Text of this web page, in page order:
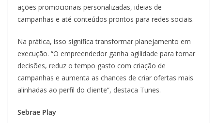
ações promocionais personalizadas, ideias de
campanhas e até conteúdos prontos para redes sociais.
Na prática, isso significa transformar planejamento em
execução. “O empreendedor ganha agilidade para tomar
decisões, reduz o tempo gasto com criação de
campanhas e aumenta as chances de criar ofertas mais
alinhadas ao perfil do cliente”, destaca Tunes.
Sebrae Play